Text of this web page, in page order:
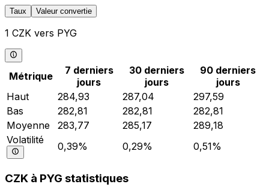
Taux Valeur convertie
1 CZK vers PYG
Métrique
7 derniers
jours
30 derniers
jours
90 derniers
jours
Haut
284,93 287,04
297,59
Bas
282,81 282,81
282,81
Moyenne
283,77 285,17
289,18
Volatilité
0,39% 0,29% 0,51%
CZK à PYG statistiques